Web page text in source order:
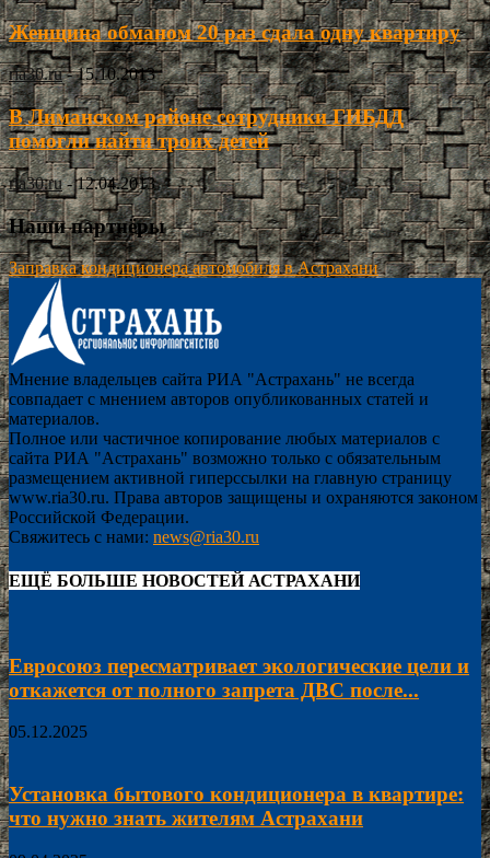
Женщина обманом 20 раз сдала одну квартиру
ria30.ru - 15.10.2013
В Лиманском районе сотрудники ГИБДД
помогли найти троих детей
ria30.ru - 12.04.2013
Наши партнёры
Заправка кондиционера автомобиля в Астрахани
Мнение владельцев сайта РИА "Астрахань" не всегда
совпадает с мнением авторов опубликованных статей и
материалов.
Полное или частичное копирование любых материалов с
сайта РИА "Астрахань" возможно только с обязательным
размещением активной гиперссылки на главную страницу
www.ria30.ru. Права авторов защищены и охраняются законом
Российской Федерации.
Свяжитесь с нами: news@ria30.ru
ЕЩЁ БОЛЬШЕ НОВОСТЕЙ АСТРАХАНИ
Евросоюз пересматривает экологические цели и
откажется от полного запрета ДВС после...
05.12.2025
Установка бытового кондиционера в квартире:
что нужно знать жителям Астрахани